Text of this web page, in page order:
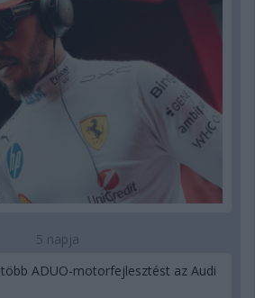
5 napja
ADUO-motorfejlesztést az Audi